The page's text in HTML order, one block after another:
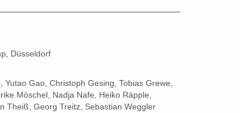
Düsseldorf
Yutao Gao, Christoph Gesing, Tobias Grewe,
Möschel, Nadja Nafe, Heiko Räpple,
Theiß, Georg Treitz, Sebastian Weggler